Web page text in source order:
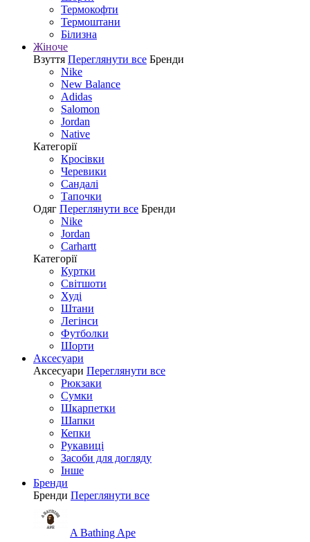
Термокофти
Термоштани
Білизна
Жіноче
Взуття Переглянути все Бренди
Nike
New Balance
Adidas
Salomon
Jordan
Native
Категорії
Кросівки
Черевики
Сандалі
Tапочки
Одяг Переглянути все Бренди
Nike
Jordan
Carhartt
Категорії
Куртки
Світшоти
Худі
Штани
Легінси
Футболки
Шорти
Аксесуари
Аксесуари Переглянути все
Рюкзаки
Сумки
Шкарпетки
Шапки
Кепки
Рукавиці
Засоби для догляду
Інше
Бренди
Бренди Переглянути все
A Bathing Ape